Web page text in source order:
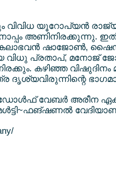
വിവിധ യൂറോപ്യന്‍
അണിനിരക്കുന്നു.
ഷാജോണ്‍, ഷൈന്‍
പ്രതാപ്, മനോജ്
കഴിഞ്ഞ വിഷുദിനം
വേബര്‍ അരീന